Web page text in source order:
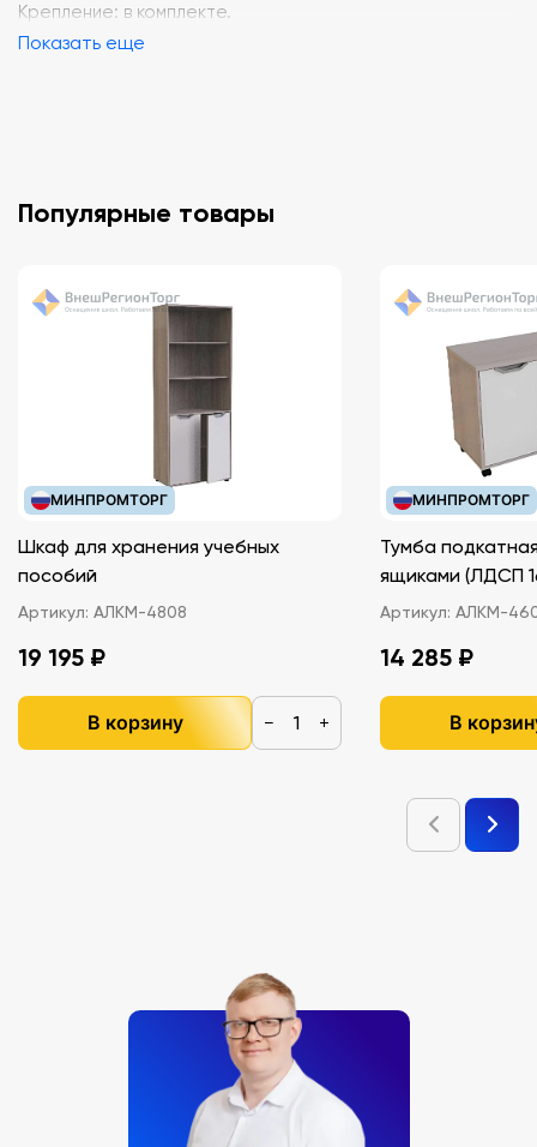
Крепление: в комплекте.
Показать еще
Популярные товары
МИНПРОМТОРГ
Шкаф для хранения учебных
пособий
Артикул: АЛКМ-4808
19 195 ₽
В корзину − +
МИНПРОМТОРГ
Тумба
ящиками
Артикул: АЛКМ-
14 285 ₽
В